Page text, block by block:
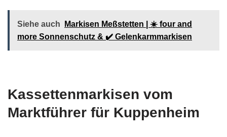
Siehe auch
Markisen Meßstetten | ☀️ four and
more Sonnenschutz & ✔️ Gelenkarmmarkisen
Kassettenmarkisen vom
Marktführer für Kuppenheim